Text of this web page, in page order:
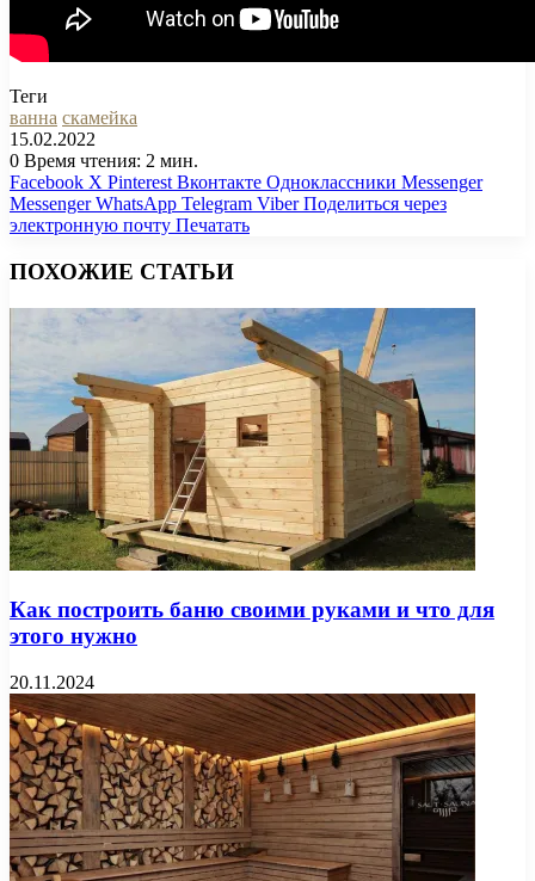
Теги
ванна скамейка
15.02.2022
0 Время чтения: 2 мин.
Facebook X Pinterest Вконтакте Одноклассники Messenger
Messenger WhatsApp Telegram Viber Поделиться через
электронную почту Печатать
ПОХОЖИЕ СТАТЬИ
Как построить баню своими руками и что для
этого нужно
20.11.2024